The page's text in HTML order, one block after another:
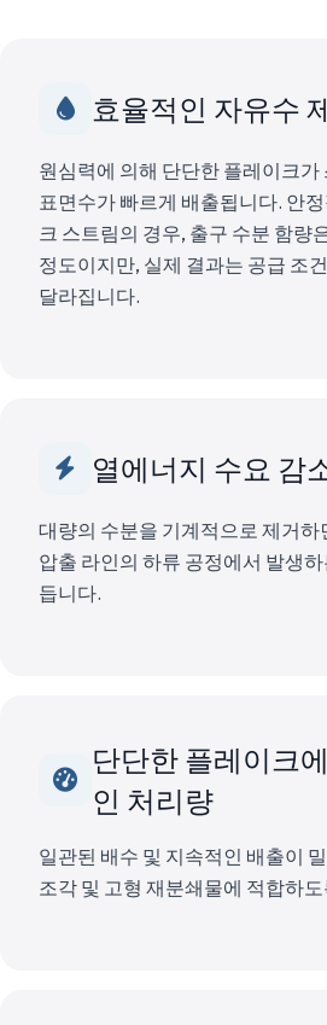
효율적인 자유수
원심력에 의해 단단한 플레이크가
표면수가 빠르게 배출됩니다. 안
크 스트림의 경우, 출구 수분 함량
정도이지만, 실제 결과는 공급 조
달라집니다.
열에너지 수요 감
대량의 수분을 기계적으로 제거하
압출 라인의 하류 공정에서 발생
듭니다.
단단한 플레이크
인 처리량
일관된 배수 및 지속적인 배출이
조각 및 고형 재분쇄물에 적합하